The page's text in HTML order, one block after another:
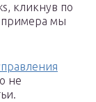
кликнув по
примера мы
не